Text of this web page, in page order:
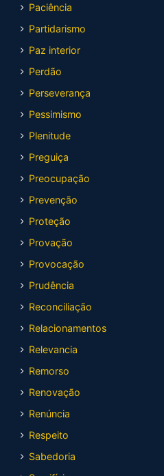
Paciência
Partidarismo
Paz interior
Perdão
Perseverança
Pessimismo
Plenitude
Preguiça
Preocupação
Prevenção
Proteção
Provação
Provocação
Prudência
Reconciliação
Relacionamentos
Relevancia
Remorso
Renovação
Renúncia
Respeito
Sabedoria